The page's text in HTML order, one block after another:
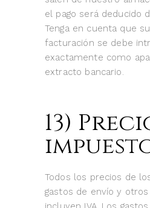
el pago será deducido
Tenga en cuenta que
facturación se debe
exactamente como
extracto bancario.
13)
Todos los precios de
gastos de envío y